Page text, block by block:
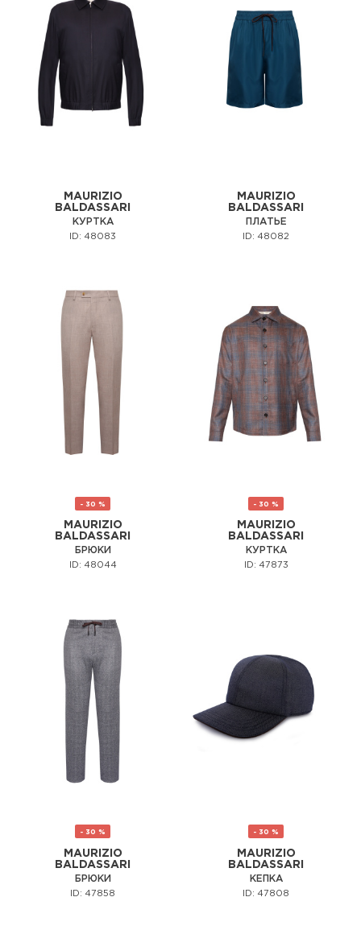
MAURIZIO
BALDASSARI
КУРТКА
ID: 48083
MAURIZIO
BALDASSARI
ПЛАТЬЕ
ID: 48082
- 30 %
MAURIZIO
BALDASSARI
БРЮКИ
ID: 48044
- 30 %
MAURIZIO
BALDASSARI
КУРТКА
ID: 47873
- 30 %
MAURIZIO
BALDASSARI
БРЮКИ
ID: 47858
- 30 %
MAURIZIO
BALDASSARI
КЕПКА
ID: 47808